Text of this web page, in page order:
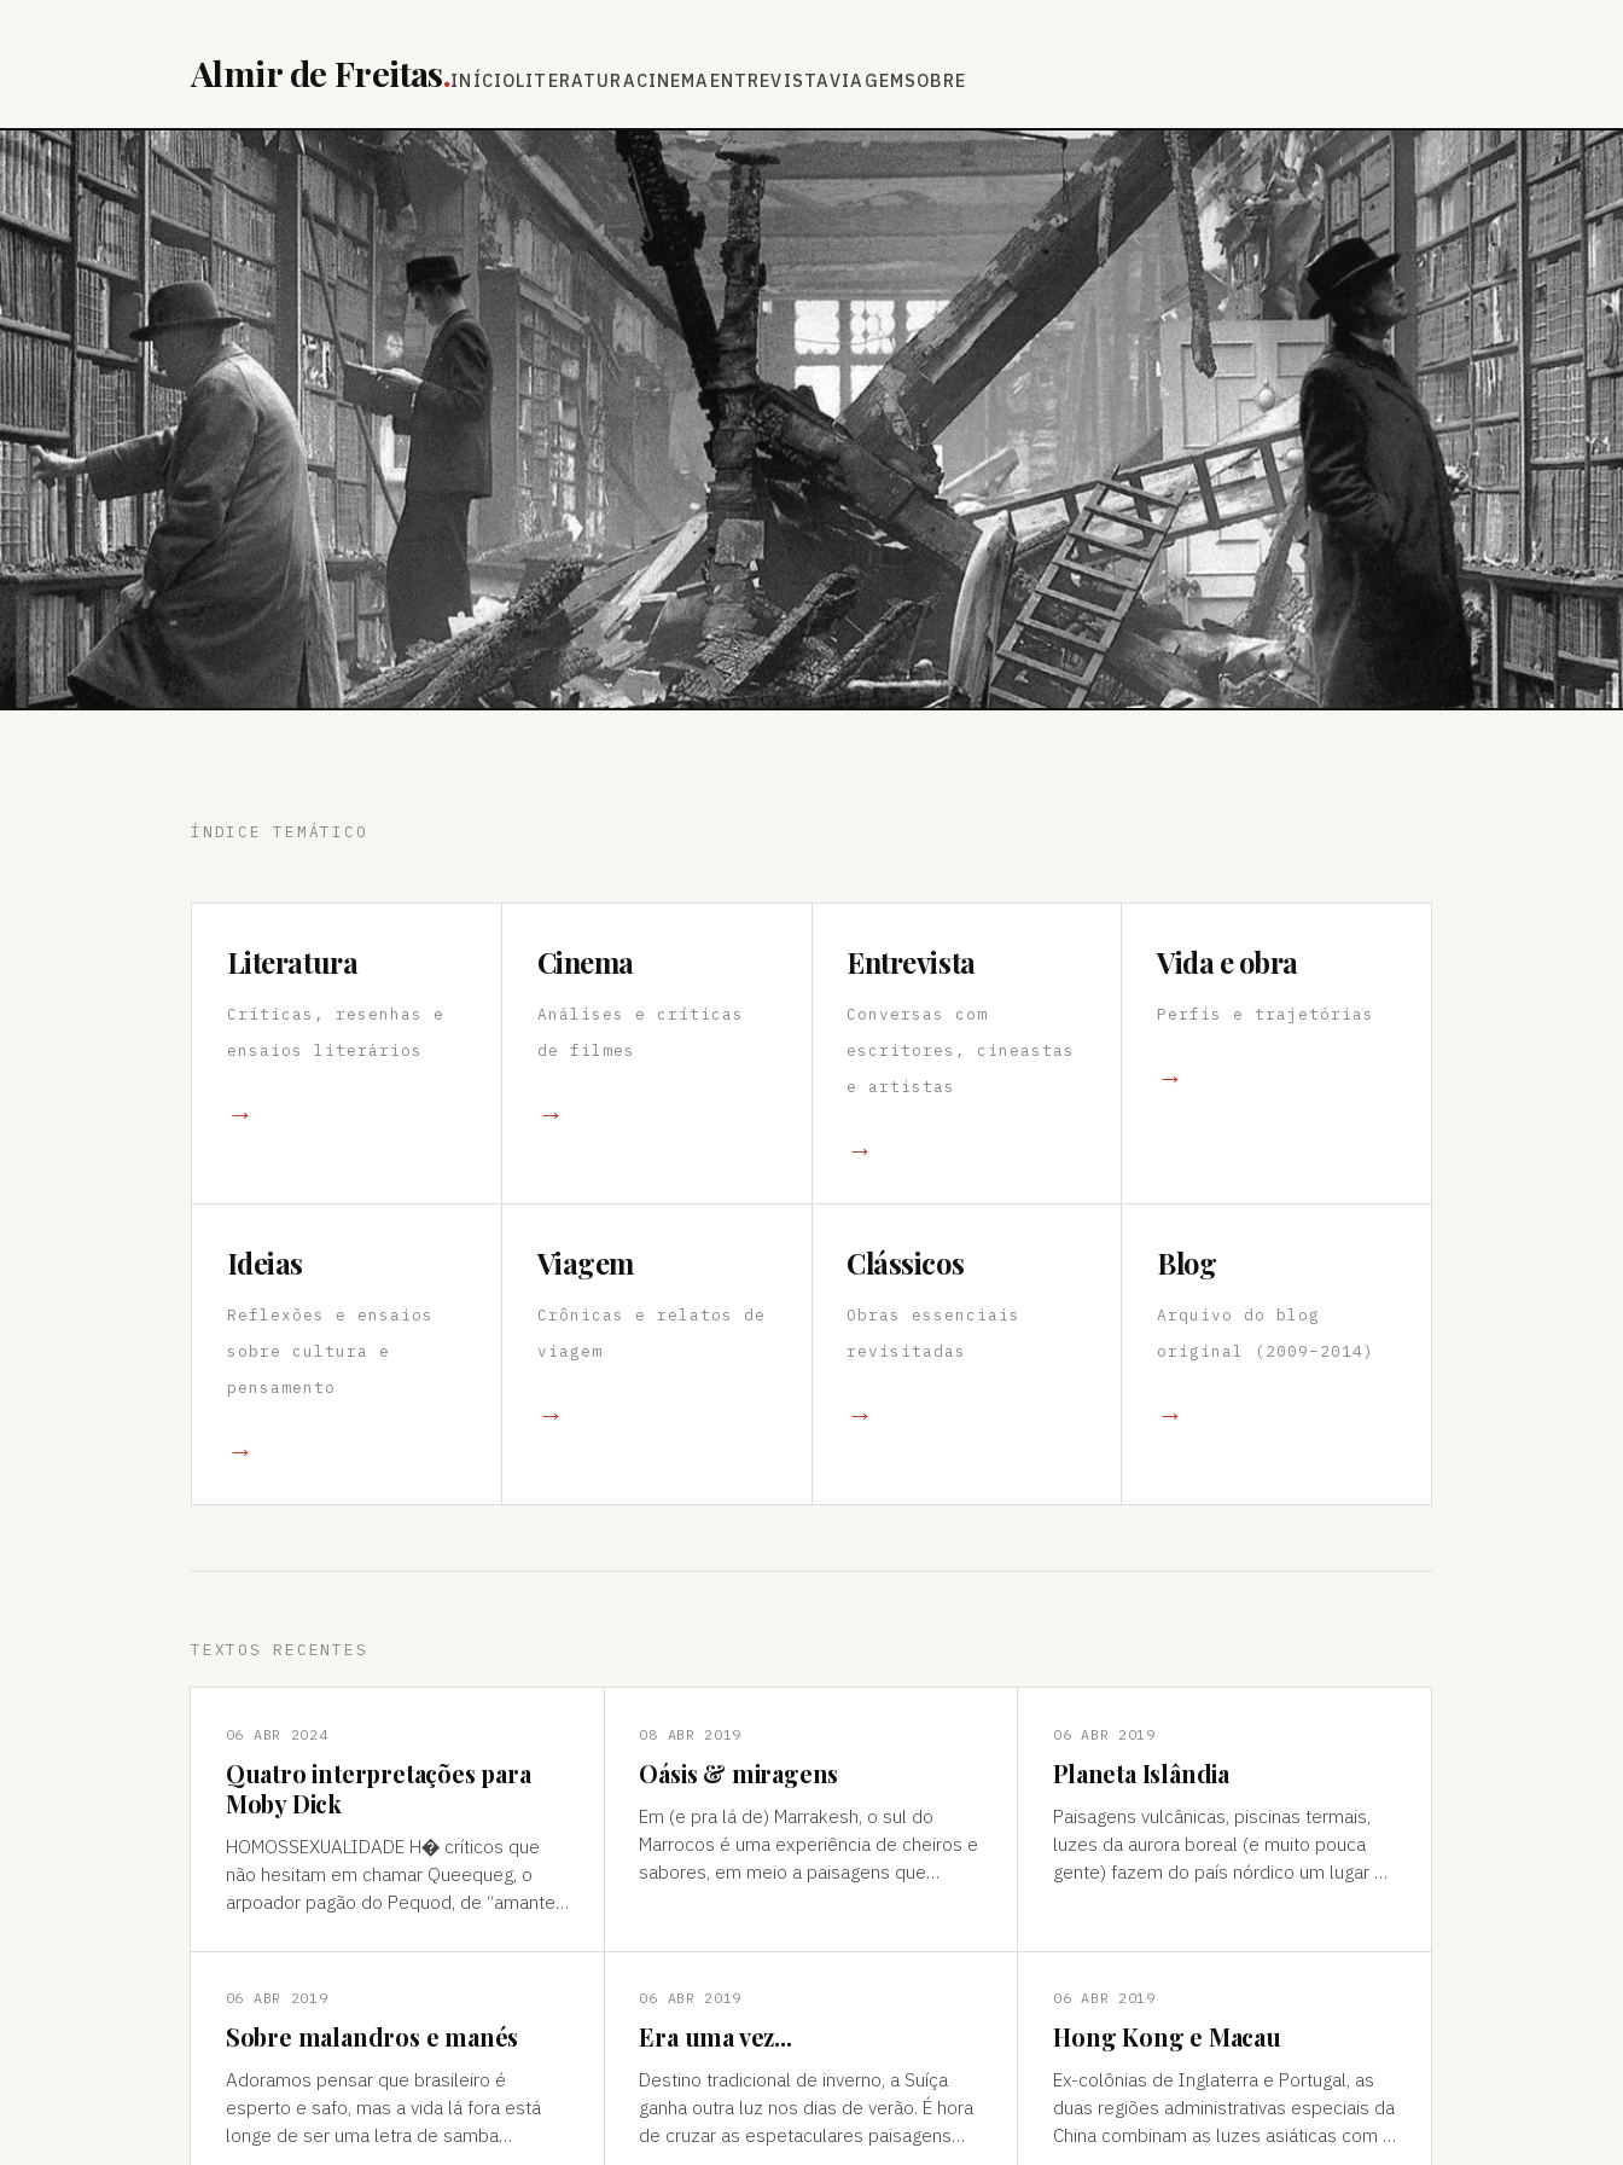
Almir de Freitas.INÍCIOLITERATURACINEMA ENTREVISTAVIAGEMSOBRE
ÍNDICE TEMÁTICO
Literatura
Críticas, resenhas e
ensaios literários
→
Cinema
Análises e críticas
de filmes
→
Entrevista
Conversas com
escritores, cineastas
e artistas
→
Vida e obra
Perfis e trajetórias
→
Ideias
Reflexões e ensaios
sobre cultura e
pensamento
→
Viagem
Crônicas e relatos de
viagem
→
Clássicos
Obras essenciais
revisitadas
→
Blog
Arquivo do blog
original (2009–2014)
→
TEXTOS RECENTES
06 ABR 2024
Quatro interpretações para
Moby Dick
HOMOSSEXUALIDADE H� críticos que
não hesitam em chamar Queequeg, o
arpoador pagão do Pequod, de “amante”
pode ser contestada, mas é compreens
08 ABR 2019
Oásis & miragens
Em (e pra lá de) Marrakesh, o sul do
Marrocos é uma experiência de cheiros e
sabores, em meio a paisagens que
06 ABR 2019
Planeta Islândia
Paisagens vulcânicas, piscinas termais,
luzes da aurora boreal (e muito pouca
gente) fazem do país nórdico um lugar de
06 ABR 2019
Sobre malandros e manés
Adoramos pensar que brasileiro é
esperto e safo, mas a vida lá fora está
longe de ser uma letra de samba
06 ABR 2019
Era uma vez...
Destino tradicional de inverno, a Suíça
ganha outra luz nos dias de verão. É hora
de cruzar as espetaculares paisagens
06 ABR 2019
Hong Kong e Macau
Ex-colônias de Inglaterra e Portugal, as
duas regiões administrativas especiais da
China combinam as luzes asiáticas com o